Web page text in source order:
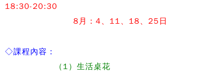
18:30-20:30
8月：4 、11、18、25 日
◇課程內容：
（1）生活桌花